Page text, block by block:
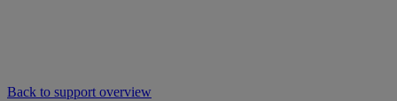
Back to support overview